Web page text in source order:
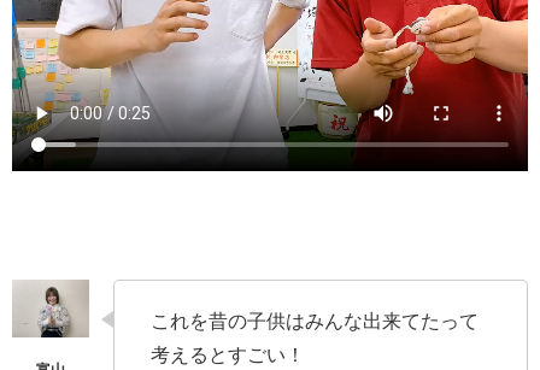
これを昔の子供はみんな出来てたって
考えるとすごい！